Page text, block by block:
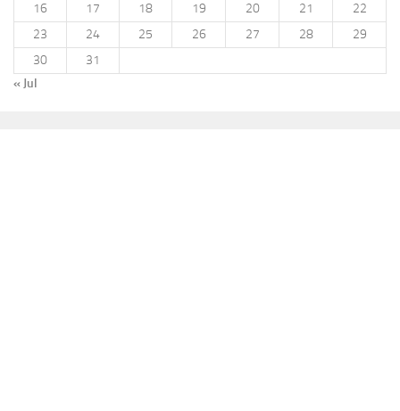
16
17 18 19 20 21
22
23
24 25 26 27 28
29
30
31
« Jul